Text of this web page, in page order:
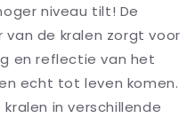
niveau tilt! De
de kralen zorgt voor
en reflectie van het
echt tot leven komen.
in verschillende